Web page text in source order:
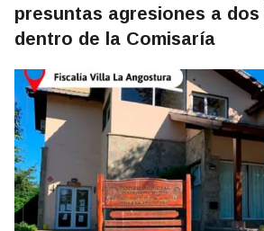
presuntas agresiones a dos
dentro de la Comisaría